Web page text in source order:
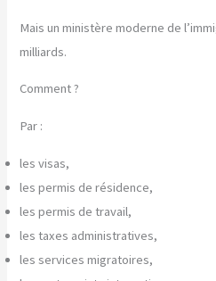
Mais un ministère moderne de
milliards.
Comment ?
Par :
les visas,
les permis de résidence,
les permis de travail,
les taxes administratives,
les services migratoires,